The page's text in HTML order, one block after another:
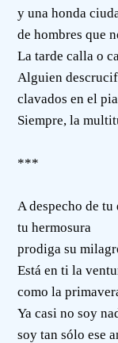
y una honda
de hombres que
La tarde calla o
Alguien
clavados en el
Siempre, la
***
A despecho de tu
tu hermosura
prodiga su
Está en ti la
como la
Ya casi no soy
soy tan sólo ese